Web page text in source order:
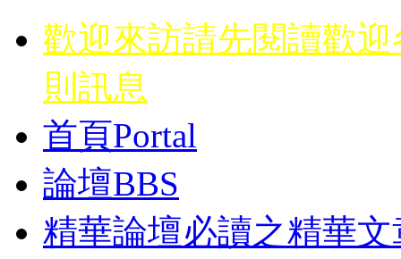
歡迎來訪請先閱讀歡迎
則訊息
首頁Portal
論壇BBS
精華論壇必讀之精華文